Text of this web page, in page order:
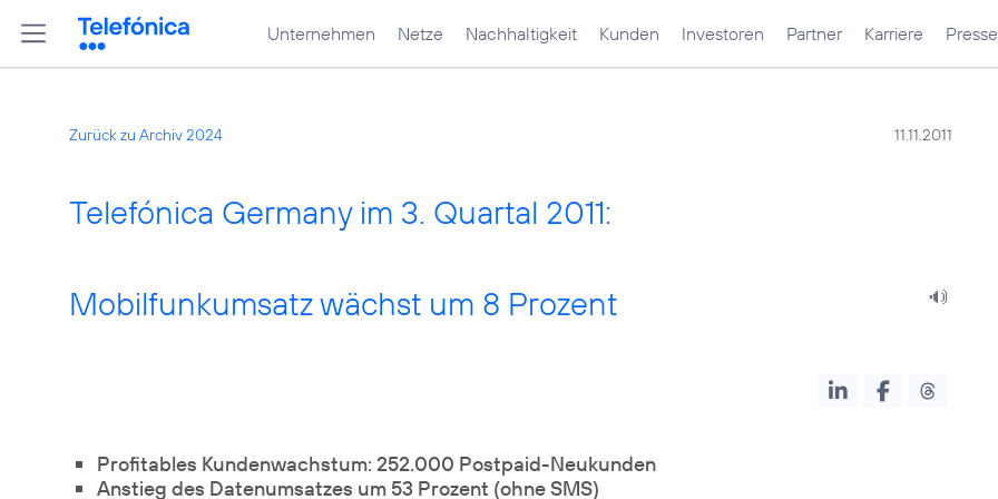
Unternehmen Netze Nachhaltigkeit Kunden Investoren Partner Karriere Presse
Zurück zu Archiv 2024 11.11.2011
Telefónica Germany im 3. Quartal 2011:
Mobilfunkumsatz wächst um 8 Prozent
Profitables Kundenwachstum: 252.000 Postpaid-Neukunden
Anstieg des Datenumsatzes um 53 Prozent (ohne SMS)